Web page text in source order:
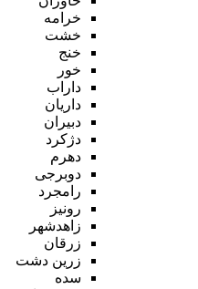
خرامه
خشت
خنج
خور
داراب
داریان
دبیران
دژکرد
دهرم
دوبرجی
رامجرد
رونیز
زاهدشهر
زرقان
زرین دشت
سده